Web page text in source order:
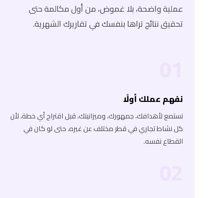
عملية واضحة، بلا غموض، من أول مكالمة حتى
تحقيق نتائج تراها بنفسك في تقاريرك الشهرية.
نفهم عملك أولًا
نستمع لأهدافك، جمهورك، وميزانيتك، قبل اقتراح أي خطة، لأن
كل نشاط تجاري في قطر مختلف عن غيره، حتى لو كان في
القطاع نفسه.